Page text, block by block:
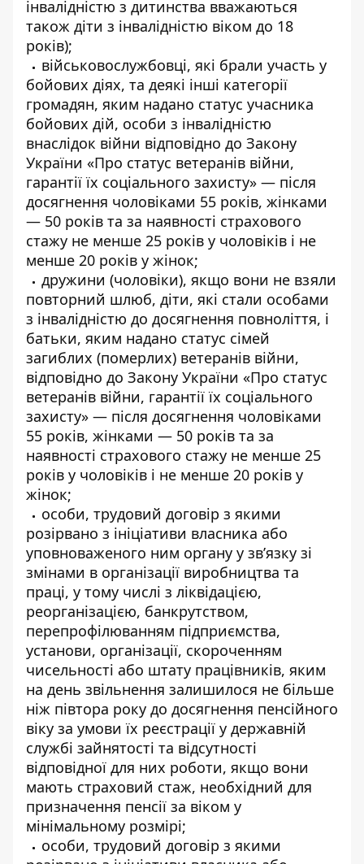
інвалідністю з дитинства вважаються
також діти з інвалідністю віком до 18
років);
військовослужбовці, які брали участь у
бойових діях, та деякі інші категорії
громадян, яким надано статус учасника
бойових дій, особи з інвалідністю
внаслідок війни відповідно до Закону
України «Про статус ветеранів війни,
гарантії їх соціального захисту» — після
досягнення чоловіками 55 років, жінками
— 50 років та за наявності страхового
стажу не менше 25 років у чоловіків і не
менше 20 років у жінок;
дружини (чоловіки), якщо вони не взяли
повторний шлюб, діти, які стали особами
з інвалідністю до досягнення повноліття, і
батьки, яким надано статус сімей
загиблих (померлих) ветеранів війни,
відповідно до Закону України «Про статус
ветеранів війни, гарантії їх соціального
захисту» — після досягнення чоловіками
55 років, жінками — 50 років та за
наявності страхового стажу не менше 25
років у чоловіків і не менше 20 років у
жінок;
особи, трудовий договір з якими
розірвано з ініціативи власника або
уповноваженого ним органу у зв’язку зі
змінами в організації виробництва та
праці, у тому числі з ліквідацією,
реорганізацією, банкрутством,
перепрофілюванням підприємства,
установи, організації, скороченням
чисельності або штату працівників, яким
на день звільнення залишилося не більше
ніж півтора року до досягнення пенсійного
віку за умови їх реєстрації у державній
службі зайнятості та відсутності
відповідної для них роботи, якщо вони
мають страховий стаж, необхідний для
призначення пенсії за віком у
мінімальному розмірі;
особи, трудовий договір з якими